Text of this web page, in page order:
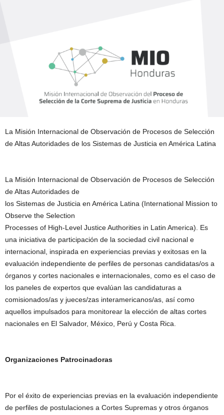
La Misión Internacional de Observación de Procesos de Selección
de Altas Autoridades de los Sistemas de Justicia en América Latina
La Misión Internacional de Observación de Procesos de Selección
de Altas Autoridades de
los Sistemas de Justicia en América Latina (International Mission to
Observe the Selection
Processes of High-Level Justice Authorities in Latin America). Es
una iniciativa de participación de la sociedad civil nacional e
internacional, inspirada en experiencias previas y exitosas en la
evaluación independiente de perfiles de personas candidatas/os a
órganos y cortes nacionales e internacionales, como es el caso de
los paneles de expertos que evalúan las candidaturas a
comisionados/as y jueces/zas interamericanos/as, así como
aquellos impulsados para monitorear la elección de altas cortes
nacionales en El Salvador, México, Perú y Costa Rica.
Organizaciones Patrocinadoras
Por el éxito de experiencias previas en la evaluación independiente
de perfiles de postulaciones a Cortes Supremas y otros órganos